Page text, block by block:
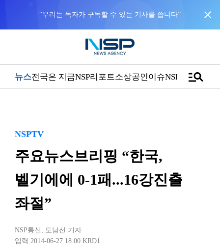
“우리는 독자가 구독할 수 있는 기사를 씁니다” close
뉴스전국은 지금NSP리포트소상공인이슈NSPTVmanage_search
NSPTV
주요뉴스브리핑 “한국,
벨기에에 0-1패...16강진출
좌절”
NSP통신 , 도남선 기자
입력 2014-06-27 18:00 KRD1